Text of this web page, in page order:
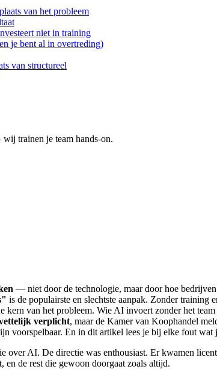
van het probleem
niet in training
je bent al in overtreding)
van structureel
trainen je team hands-on.
— niet door de technologie, maar door hoe
is de populairste en slechtste aanpak. Zonder training
kern van het probleem. Wie AI invoert zonder het
verplicht, maar de Kamer van Koophandel
voorspelbaar. En in dit artikel lees je bij elke fout wat
over AI. De directie was enthousiast. Er kwamen
en de rest die gewoon doorgaat zoals altijd.